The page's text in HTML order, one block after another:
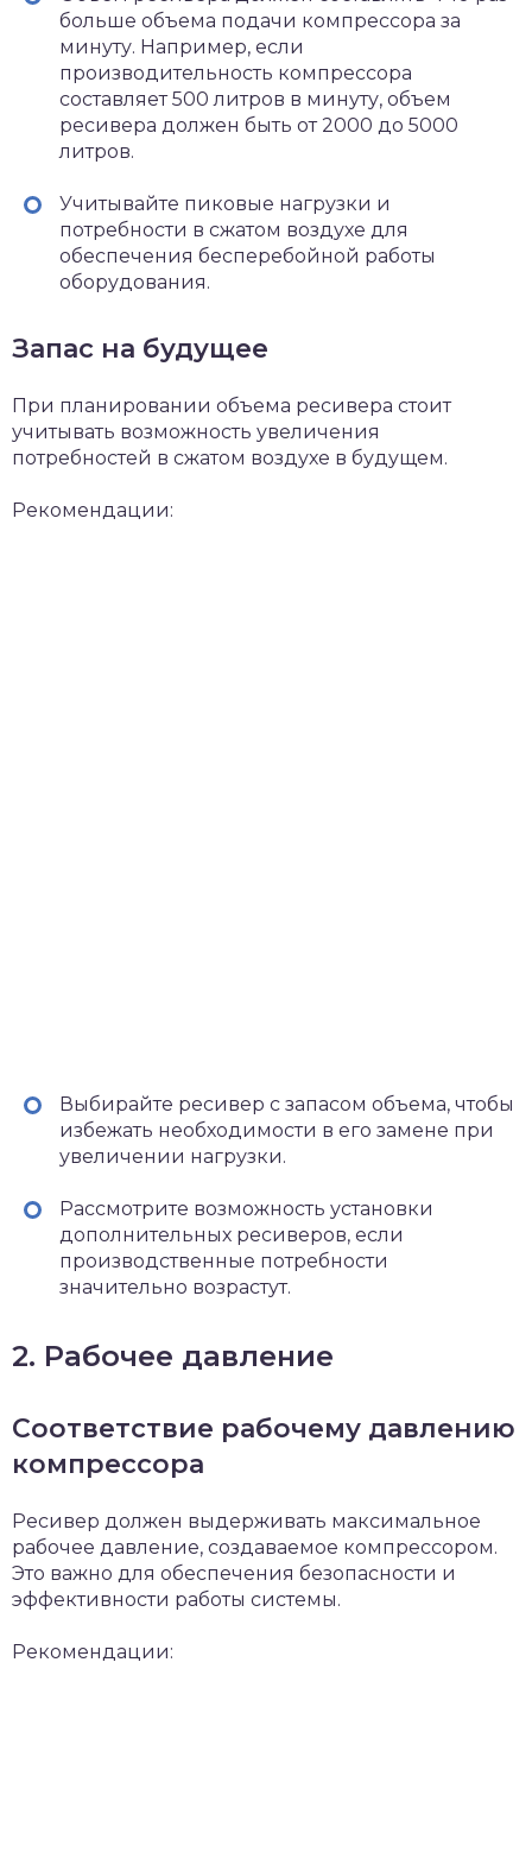
больше объема подачи компрессора за
минуту. Например, если
производительность компрессора
составляет 500 литров в минуту, объем
ресивера должен быть от 2000 до 5000
литров.
Учитывайте пиковые нагрузки и
потребности в сжатом воздухе для
обеспечения бесперебойной работы
оборудования.
Запас на будущее
При планировании объема ресивера стоит
учитывать возможность увеличения
потребностей в сжатом воздухе в будущем.
Рекомендации:
Выбирайте ресивер с запасом объема, чтобы
избежать необходимости в его замене при
увеличении нагрузки.
Рассмотрите возможность установки
дополнительных ресиверов, если
производственные потребности
значительно возрастут.
2. Рабочее давление
Соответствие рабочему давлению
компрессора
Ресивер должен выдерживать максимальное
рабочее давление, создаваемое компрессором.
Это важно для обеспечения безопасности и
эффективности работы системы.
Рекомендации: